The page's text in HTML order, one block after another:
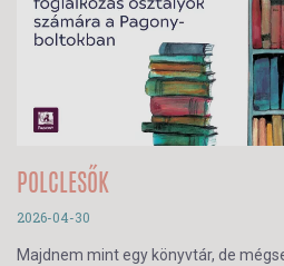
POLCLESŐK
2026-04-30
Majdnem mint egy könyvtár, de